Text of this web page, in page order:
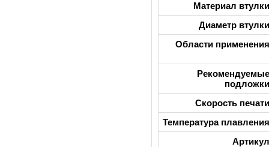
Материал втулки
Диаметр втулки
Области применения
Рекомендуемые
подложки
Скорость печати
Температура плавления
Артикул